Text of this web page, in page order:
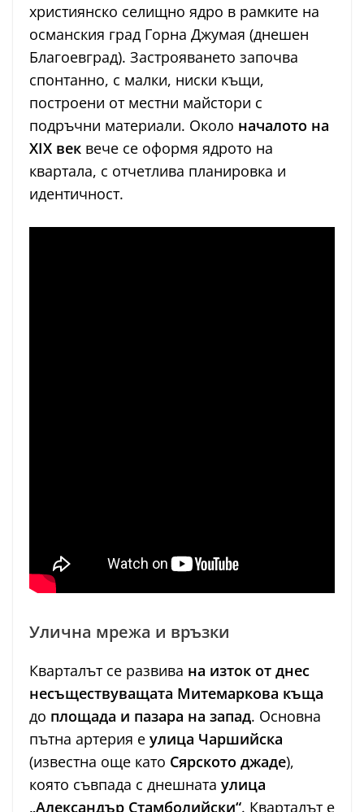
християнско селищно ядро в рамките на
османския град Горна Джумая (днешен
Благоевград). Застрояването започва
спонтанно, с малки, ниски къщи,
построени от местни майстори с
подръчни материали. Около началото на
XIX век вече се оформя ядрото на
квартала, с отчетлива планировка и
идентичност.
Улична мрежа и връзки
Кварталът се развива на изток от днес
несъществуващата Митемаркова къща
до площада и пазара на запад. Основна
пътна артерия е улица Чаршийска
(известна още като Сярското джаде),
която съвпада с днешната улица
„Александър Стамболийски“. Кварталът е